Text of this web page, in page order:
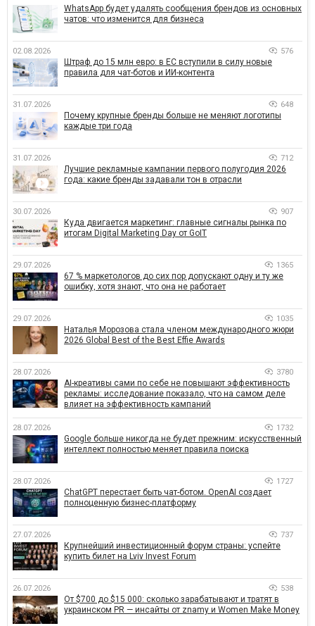
WhatsApp будет удалять сообщения брендов из основных
чатов: что изменится для бизнеса
02.08.2026 576
Штраф до 15 млн евро: в ЕС вступили в силу новые
правила для чат-ботов и ИИ-контента
31.07.2026 648
Почему крупные бренды больше не меняют логотипы
каждые три года
31.07.2026 712
Лучшие рекламные кампании первого полугодия 2026
года: какие бренды задавали тон в отрасли
30.07.2026 907
Куда двигается маркетинг: главные сигналы рынка по
итогам Digital Marketing Day от GoIT
29.07.2026 1365
67 % маркетологов до сих пор допускают одну и ту же
ошибку, хотя знают, что она не работает
29.07.2026 1035
Наталья Морозова стала членом международного жюри
2026 Global Best of the Best Effie Awards
28.07.2026 3780
AI-креативы сами по себе не повышают эффективность
рекламы: исследование показало, что на самом деле
влияет на эффективность кампаний
28.07.2026 1732
Google больше никогда не будет прежним: искусственный
интеллект полностью меняет правила поиска
28.07.2026 1727
ChatGPT перестает быть чат-ботом. OpenAI создает
полноценную бизнес-платформу
27.07.2026 737
Крупнейший инвестиционный форум страны: успейте
купить билет на Lviv Invest Forum
26.07.2026 538
От $700 до $15 000: сколько зарабатывают и тратят в
украинском PR — инсайты от znamy и Women Make Money